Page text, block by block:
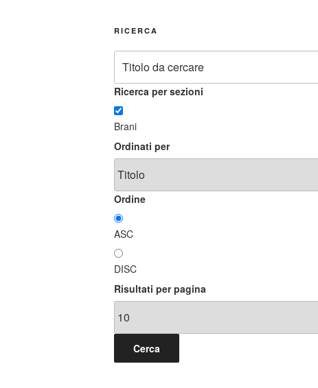
RICERCA
Ricerca per sezioni
Brani
Ordinati per
Ordine
ASC
DISC
Risultati per pagina